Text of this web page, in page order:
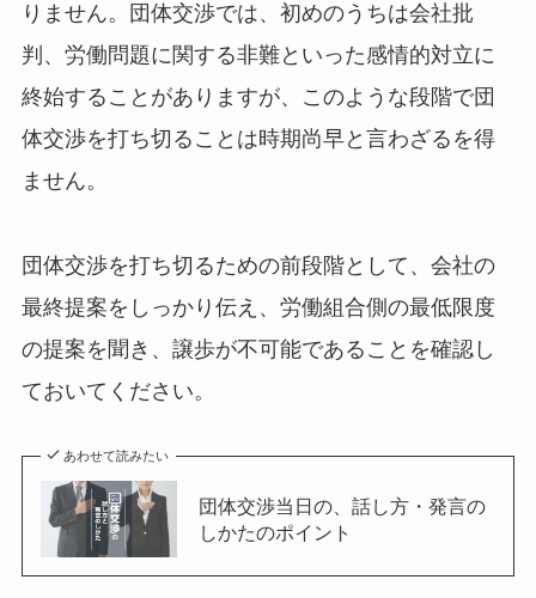
りません。団体交渉では、初めのうちは会社批
判、労働問題に関する非難といった感情的対立に
終始することがありますが、このような段階で団
体交渉を打ち切ることは時期尚早と言わざるを得
ません。
団体交渉を打ち切るための前段階として、会社の
最終提案をしっかり伝え、労働組合側の最低限度
の提案を聞き、譲歩が不可能であることを確認し
ておいてください。
あわせて読みたい
団体交渉当日の、話し方・発言の
しかたのポイント